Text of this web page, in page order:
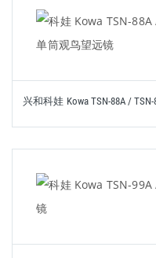
兴和科娃 Kowa TSN-88A /